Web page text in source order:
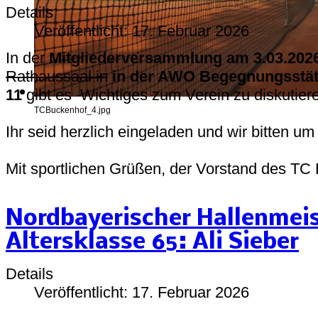
TCBuckenhof_4.jpg
Details
Veröffentlicht: 17. Februar 2026
In derMitgliederversammlung am
Rathaussaal in in der AWO
11gibt es Wichtiges zum Verein zu
Ihr seid herzlich eingeladen und wir bitten
Mit sportlichen Grüßen, der Vorstand des TC
Nordbayerischer
Altersklasse 65: Ali Sieber
Details
Veröffentlicht: 17. Februar 2026